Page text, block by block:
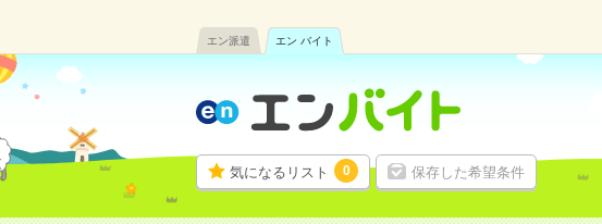
エン派遣 エン バイト
気になるリスト 0 保存した希望条件